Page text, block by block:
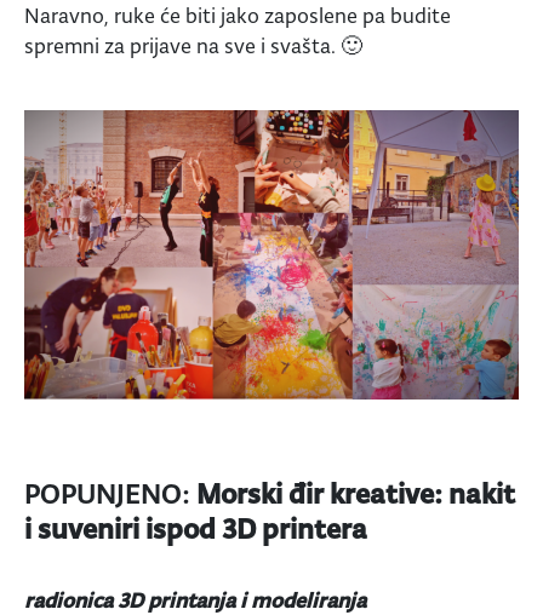
Naravno, ruke će biti jako zaposlene pa budite
spremni za prijave na sve i svašta. 🙂
POPUNJENO: Morski đir kreative: nakit
i suveniri ispod 3D printera
radionica 3D printanja i modeliranja